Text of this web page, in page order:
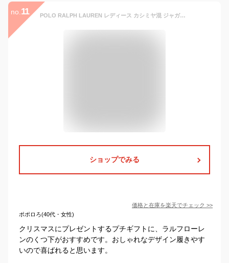
no. 11 POLO RALPH LAUREN レディース カシミヤ混 ジャガード ノルディックスノー クルーソックス ナイガイ 靴下・レッグウェア 靴下 グレー ネイビー
ショップでみる
価格と在庫を楽天でチェック >>
ポポロろ(40代・女性)
クリスマスにプレゼントするプチギフトに、ラルフローレ
ンのくつ下がおすすめです。おしゃれなデザイン履きやす
いので喜ばれると思います。